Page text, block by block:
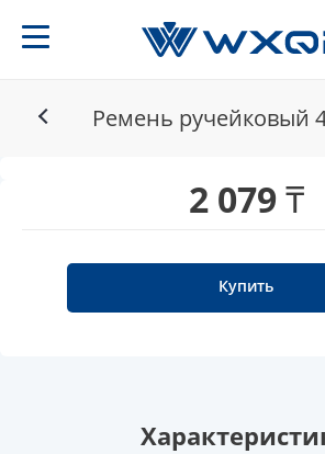
Ремень ручейковый
2 079 ₸
Купить